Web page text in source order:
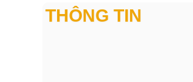
THÔNG TIN